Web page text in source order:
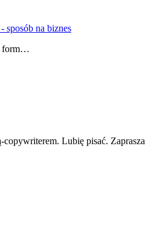
sposób na biznes
form…
Lubię pisać.